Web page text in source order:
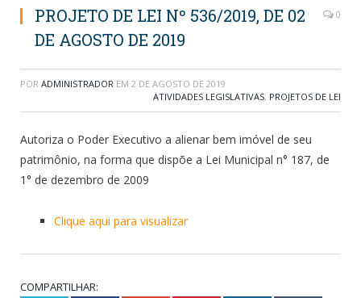
PROJETO DE LEI Nº 536/2019, DE 02
DE AGOSTO DE 2019
0
POR ADMINISTRADOR EM 2 DE AGOSTO DE 2019
ATIVIDADES LEGISLATIVAS, PROJETOS DE LEI
Autoriza o Poder Executivo a alienar bem imóvel de seu
patrimônio, na forma que dispõe a Lei Municipal n° 187, de
1° de dezembro de 2009
Clique aqui para visualizar
COMPARTILHAR: